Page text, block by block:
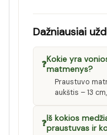
Dažniausiai
❓Kokie yra
matmenys?
Praustuvo
aukštis – 13
❓Iš kokios
praustuvas ir